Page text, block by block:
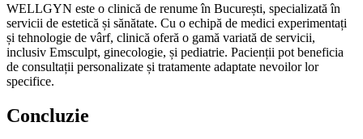
WELLGYN este o clinică de renume în București, specializată în
servicii de estetică și sănătate. Cu o echipă de medici experimentați
și tehnologie de vârf, clinică oferă o gamă variată de servicii,
inclusiv Emsculpt, ginecologie, și pediatrie. Pacienții pot beneficia
de consultații personalizate și tratamente adaptate nevoilor lor
specifice.
Concluzie